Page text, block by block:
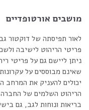
מושבים אורטופדיים
לאור תפיסתה של דוקטור
פריטי הריהוט לישיבה
ניתן ליישם גם על פריטי
שאינם מבוססים על
יכולים להעניק את המרחב
הריהוט השלמים של
בריאות ונוחות לגב, גם